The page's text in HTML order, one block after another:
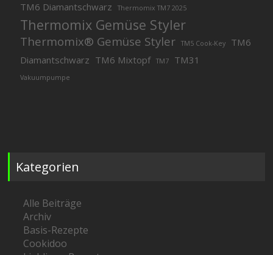
TM6 Diamantschwarz
Thermomix TM7 2025
Thermomix Gemüse Styler
Thermomix® Gemüse Styler TM5 Cook-Key
TM6
Diamantschwarz TM6 Mixtopf TM7 TM31
Vakuumpumpe
Kategorien
Alle Beiträge
Archiv
Basis-Rezepte
Cookidoo